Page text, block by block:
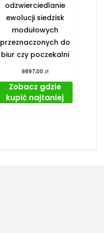
odzwierciedlanie
ewolucji siedzisk
modułowych
przeznaczonych do
biur czy poczekalni
9897,00 zł
Zobacz gdzie
kupić najtaniej